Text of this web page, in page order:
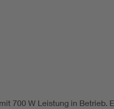
700 W Leistung in Betrieb.